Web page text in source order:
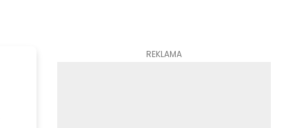
REKLAMA